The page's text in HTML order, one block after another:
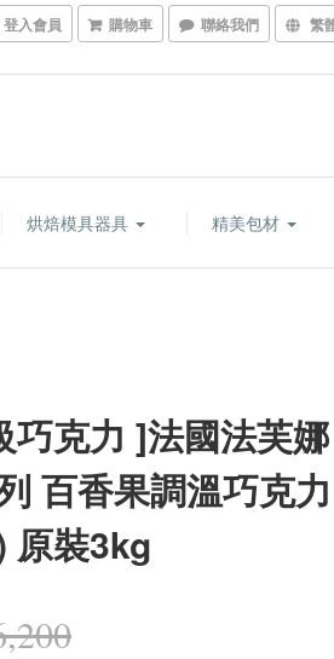
登入會員 購物車 聯絡我們 繁
烘焙模具器具 精美包材
巧克力 ]法國法芙
百香果調溫巧克
原裝3kg